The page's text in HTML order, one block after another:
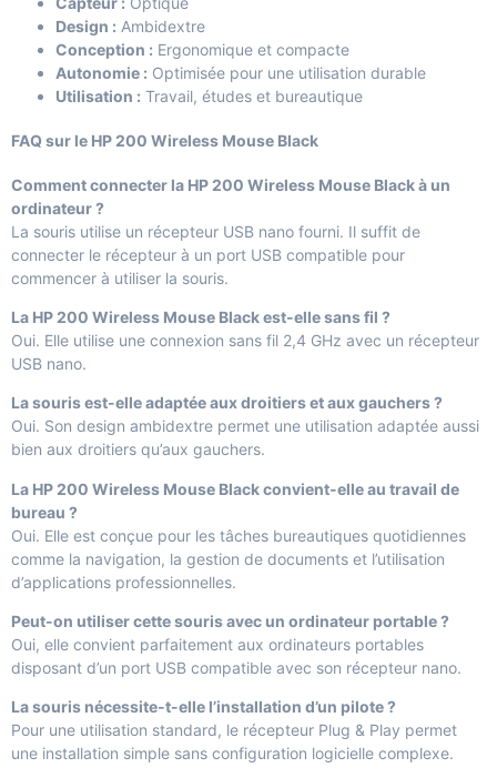
Design : Ambidextre
Conception : Ergonomique et compacte
Autonomie : Optimisée pour une utilisation durable
Utilisation : Travail, études et bureautique
FAQ sur le HP 200 Wireless Mouse Black
Comment connecter la HP 200 Wireless Mouse Black à un
ordinateur ?
La souris utilise un récepteur USB nano fourni. Il suffit de
connecter le récepteur à un port USB compatible pour
commencer à utiliser la souris.
La HP 200 Wireless Mouse Black est-elle sans fil ?
Oui. Elle utilise une connexion sans fil 2,4 GHz avec un récepteur
USB nano.
La souris est-elle adaptée aux droitiers et aux gauchers ?
Oui. Son design ambidextre permet une utilisation adaptée aussi
bien aux droitiers qu’aux gauchers.
La HP 200 Wireless Mouse Black convient-elle au travail de
bureau ?
Oui. Elle est conçue pour les tâches bureautiques quotidiennes
comme la navigation, la gestion de documents et l’utilisation
d’applications professionnelles.
Peut-on utiliser cette souris avec un ordinateur portable ?
Oui, elle convient parfaitement aux ordinateurs portables
disposant d’un port USB compatible avec son récepteur nano.
La souris nécessite-t-elle l’installation d’un pilote ?
Pour une utilisation standard, le récepteur Plug & Play permet
une installation simple sans configuration logicielle complexe.